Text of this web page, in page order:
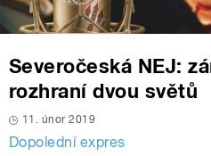
Severočeská NEJ:
rozhraní dvou světů
11. únor 2019
Dopolední expres